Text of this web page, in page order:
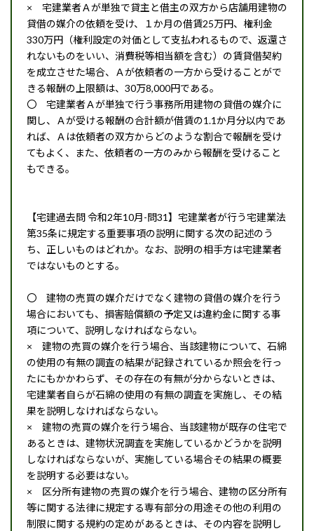
× 宅建業者Ａが単独で貸主と借主の双方から店舗用建物の
貸借の媒介の依頼を受け、１か月の借賃25万円、権利金
330万円（権利設定の対価として支払われるもので、返還さ
れないものをいい、消費税等相当額を含む）の賃貸借契約
を成立させた場合、Ａが依頼者の一方から受けることがで
きる報酬の上限額は、30万8,000円である。
〇 宅建業者Ａが単独で行う事務所用建物の貸借の媒介に
関し、Ａが受ける報酬の合計額が借賃の1.1か月分以内であ
れば、Ａは依頼者の双方からどのような割合で報酬を受け
てもよく、また、依頼者の一方のみから報酬を受けること
もできる。
【宅建過去問 令和2年10月-問31】宅建業者が行う宅建業法
第35条に規定する重要事項の説明に関する次の記述のう
ち、正しいものはどれか。なお、説明の相手方は宅建業者
ではないものとする。
〇 建物の売買の媒介だけでなく建物の貸借の媒介を行う
場合においても、損害賠償額の予定又は違約金に関する事
項について、説明しなければならない。
× 建物の売買の媒介を行う場合、当該建物について、石綿
の使用の有無の調査の結果が記録されているか照会を行っ
たにもかかわらず、その存在の有無が分からないときは、
宅建業者自らが石綿の使用の有無の調査を実施し、その結
果を説明しなければならない。
× 建物の売買の媒介を行う場合、当該建物が既存の住宅で
あるときは、建物状況調査を実施しているかどうかを説明
しなければならないが、実施している場合その結果の概要
を説明する必要はない。
× 区分所有建物の売買の媒介を行う場合、建物の区分所有
等に関する法律に規定する専有部分の用途その他の利用の
制限に関する規約の定めがあるときは、その内容を説明し